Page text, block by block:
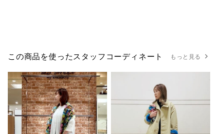
この商品を使ったスタッフコーディネート もっと見る